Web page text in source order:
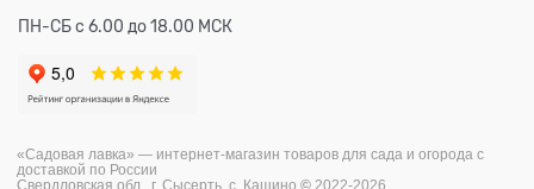
ПН-СБ с 6.00 до 18.00 МСК
«Садовая лавка» — интернет-магазин товаров для сада и огорода с
доставкой по России